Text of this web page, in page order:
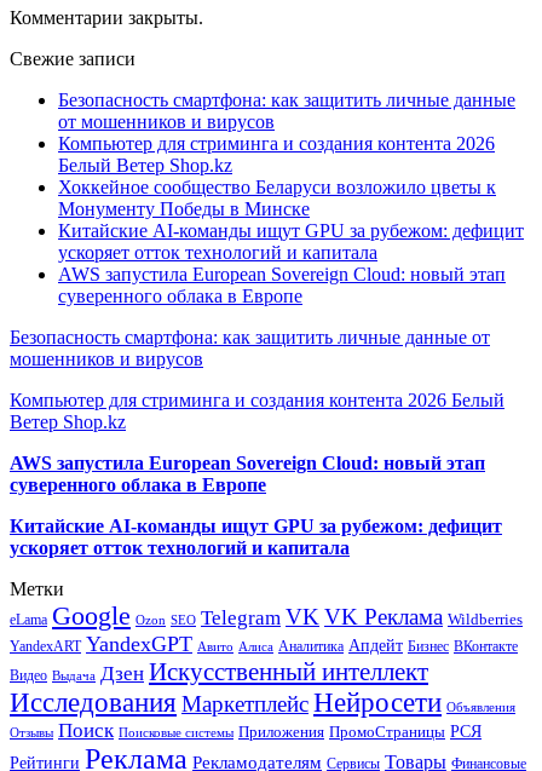
Комментарии закрыты.
Свежие записи
Безопасность смартфона: как защитить личные данные
от мошенников и вирусов
Компьютер для стриминга и создания контента 2026
Белый Ветер Shop.kz
Хоккейное сообщество Беларуси возложило цветы к
Монументу Победы в Минске
Китайские AI-команды ищут GPU за рубежом: дефицит
ускоряет отток технологий и капитала
AWS запустила European Sovereign Cloud: новый этап
суверенного облака в Европе
Безопасность смартфона: как защитить личные данные от
мошенников и вирусов
Компьютер для стриминга и создания контента 2026 Белый
Ветер Shop.kz
AWS запустила European Sovereign Cloud: новый этап
суверенного облака в Европе
Китайские AI-команды ищут GPU за рубежом: дефицит
ускоряет отток технологий и капитала
Метки
eLama Google Ozon SEO Telegram VK VK Реклама Wildberries
YandexART YandexGPT Авито Алиса Аналитика Апдейт Бизнес ВКонтакте
Видео Выдача Дзен Искусственный интеллект
Исследования МаркетплейсНейросети Объявления
Отзывы Поиск Поисковые системы Приложения ПромоСтраницы РСЯ
Рейтинги Реклама Рекламодателям Сервисы Товары Финансовые